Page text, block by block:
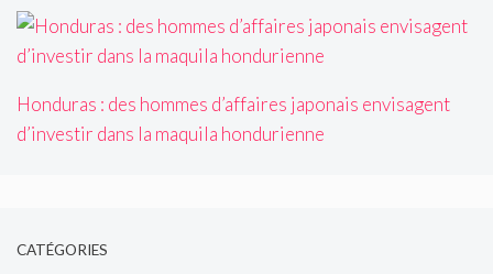
Honduras : des hommes d’affaires japonais envisagent
d’investir dans la maquila hondurienne
CATÉGORIES